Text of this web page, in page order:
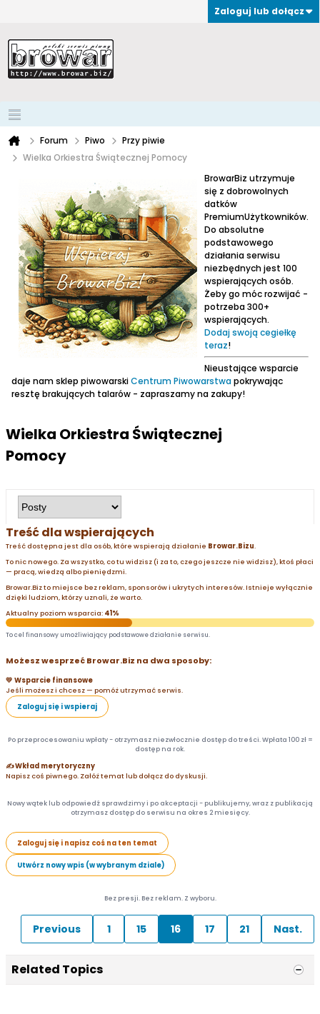
Zaloguj lub dołącz
Forum Piwo
Przy piwie
Wielka Orkiestra Świątecznej Pomocy
BrowarBiz utrzymuje
się z dobrowolnych
datków
PremiumUżytkowników.
Do absolutne
podstawowego
działania serwisu
niezbędnych jest 100
wspierających osób.
Żeby go móc rozwijać -
potrzeba 300+
wspierających.
Dodaj swoją cegiełkę
teraz!
Nieustające wsparcie
daje nam sklep piwowarskiCentrum Piwowarstwapokrywając
resztę brakujących talarów - zapraszamy na zakupy!
Wielka Orkiestra Świątecznej
Pomocy
Treść dla wspierających
Treść dostępna jest dla osób, które wspierają działanie Browar.Bizu.
To nic nowego. Za wszystko, co tu widzisz (i za to, czego jeszcze nie widzisz), ktoś płaci
— pracą, wiedzą albo pieniędzmi.
Browar.Biz to miejsce bez reklam, sponsorów i ukrytych interesów. Istnieje wyłącznie
dzięki ludziom, którzy uznali, że warto.
Aktualny poziom wsparcia: 41%
To cel finansowy umożliwiający podstawowe działanie serwisu.
Możesz wesprzeć Browar.Biz na dwa sposoby:
💛 Wsparcie finansowe
Jeśli możesz i chcesz — pomóż utrzymać serwis.
Zaloguj się i wspieraj
Po przeprocesowaniu wpłaty - otrzymasz niezwłocznie dostęp do treści. Wpłata 100 zł =
dostęp na rok.
✍️ Wkład merytoryczny
Napisz coś piwnego. Załóż temat lub dołącz do dyskusji.
Nowy wątek lub odpowiedź sprawdzimy i po akceptacji - publikujemy, wraz z publikacją
otrzymasz dostęp do serwisu na okres 2 miesięcy.
Zaloguj się i napisz coś na ten temat
Utwórz nowy wpis (w wybranym dziale)
Bez presji. Bez reklam. Z wyboru.
Previous 1 15 16 17 21 Nast.
Related Topics